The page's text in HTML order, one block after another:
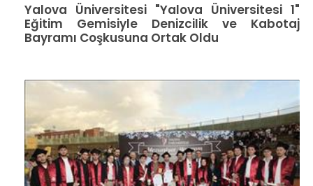
Yalova Üniversitesi "Yalova Üniversitesi 1"
Eğitim Gemisiyle Denizcilik ve Kabotaj
Bayramı Coşkusuna Ortak Oldu